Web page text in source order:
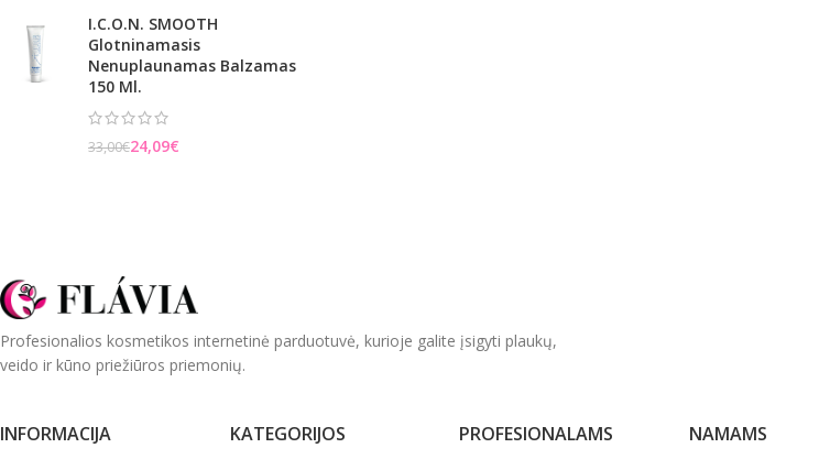
I.C.O.N. SMOOTH
Glotninamasis
Nenuplaunamas Balzamas
150 Ml.
33,00€24,09€
Profesionalios kosmetikos internetinė parduotuvė, kurioje galite įsigyti plaukų,
veido ir kūno priežiūros priemonių.
INFORMACIJA KATEGORIJOS PROFESIONALAMS NAMAMS